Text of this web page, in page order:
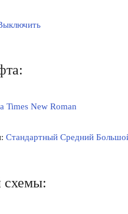
Times New Roman
Стандартный Средний
схемы: